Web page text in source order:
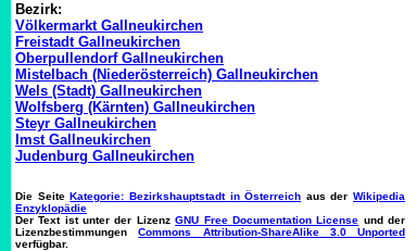
Bezirk:
Völkermarkt Gallneukirchen
Freistadt Gallneukirchen
Oberpullendorf Gallneukirchen
Mistelbach (Niederösterreich) Gallneukirchen
Wels (Stadt) Gallneukirchen
Wolfsberg (Kärnten) Gallneukirchen
Steyr Gallneukirchen
Imst Gallneukirchen
Judenburg Gallneukirchen
Die SeiteKategorie: Bezirkshauptstadt in Österreich aus der Wikipedia
Enzyklopädie
Der Text ist unter der LizenzGNU Free Documentation License und der
LizenzbestimmungenCommons Attribution-ShareAlike 3.0 Unported
verfügbar.